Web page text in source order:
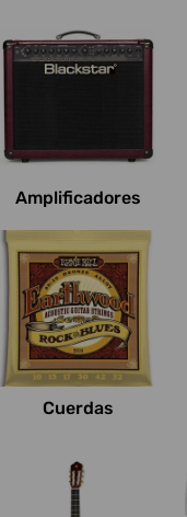
e
s
:
Amplificadores
Cuerdas